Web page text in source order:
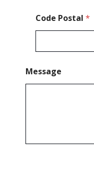
Code Postal *
Message